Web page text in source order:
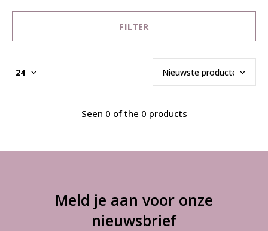
FILTER
Seen 0 of the 0 products
Meld je aan voor onze
nieuwsbrief